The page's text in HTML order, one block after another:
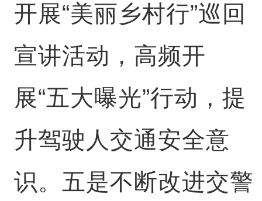
开展“美丽乡村行”巡回
宣讲活动，高频开
展“五大曝光”行动，提
升驾驶人交通安全意
识。五是不断改进交警